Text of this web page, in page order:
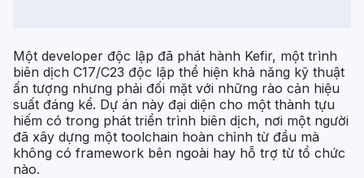
Một developer độc lập đã phát hành Kefir, một trình
biên dịch C17/C23 độc lập thể hiện khả năng kỹ thuật
ấn tượng nhưng phải đối mặt với những rào cản hiệu
suất đáng kể. Dự án này đại diện cho một thành tựu
hiếm có trong phát triển trình biên dịch, nơi một người
đã xây dựng một toolchain hoàn chỉnh từ đầu mà
không có framework bên ngoài hay hỗ trợ từ tổ chức
nào.